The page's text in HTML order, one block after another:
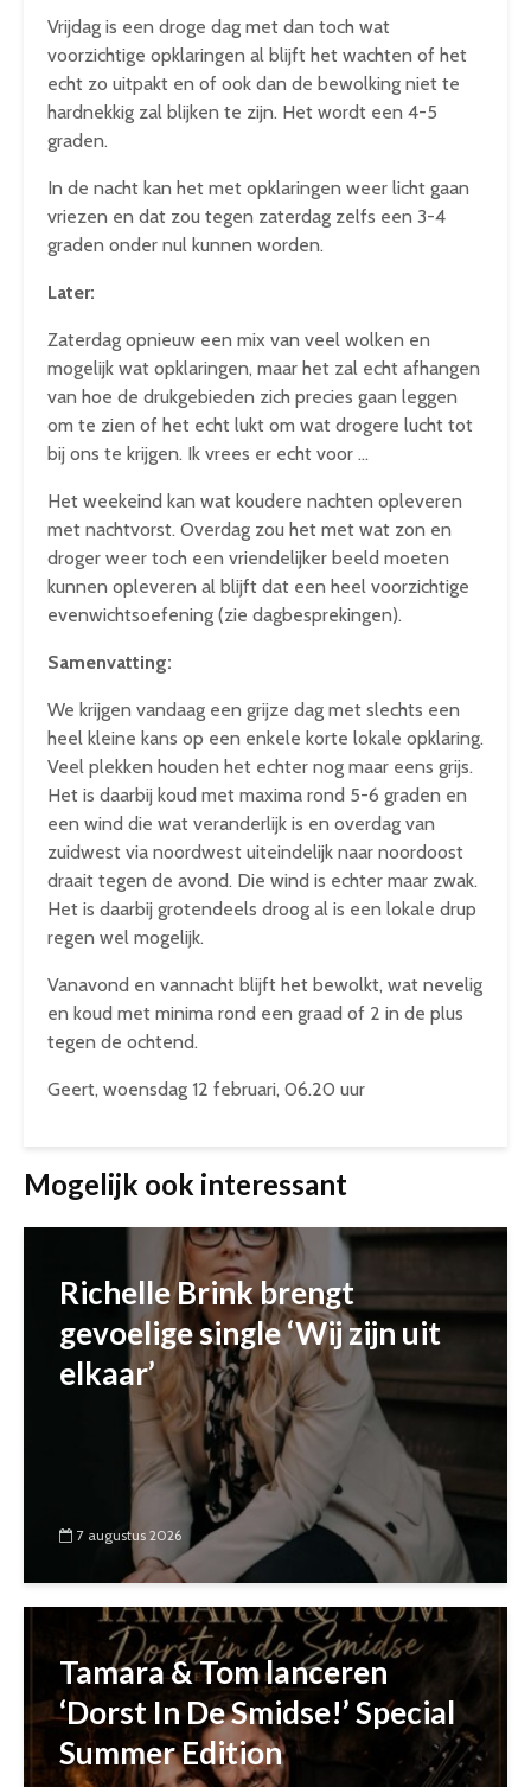
Vrijdag is een droge dag met dan toch wat
voorzichtige opklaringen al blijft het wachten of het
echt zo uitpakt en of ook dan de bewolking niet te
hardnekkig zal blijken te zijn. Het wordt een 4-5
graden.
In de nacht kan het met opklaringen weer licht gaan
vriezen en dat zou tegen zaterdag zelfs een 3-4
graden onder nul kunnen worden.
Later:
Zaterdag opnieuw een mix van veel wolken en
mogelijk wat opklaringen, maar het zal echt afhangen
van hoe de drukgebieden zich precies gaan leggen
om te zien of het echt lukt om wat drogere lucht tot
bij ons te krijgen. Ik vrees er echt voor …
Het weekeind kan wat koudere nachten opleveren
met nachtvorst. Overdag zou het met wat zon en
droger weer toch een vriendelijker beeld moeten
kunnen opleveren al blijft dat een heel voorzichtige
evenwichtsoefening (zie dagbesprekingen).
Samenvatting:
We krijgen vandaag een grijze dag met slechts een
heel kleine kans op een enkele korte lokale opklaring.
Veel plekken houden het echter nog maar eens grijs.
Het is daarbij koud met maxima rond 5-6 graden en
een wind die wat veranderlijk is en overdag van
zuidwest via noordwest uiteindelijk naar noordoost
draait tegen de avond. Die wind is echter maar zwak.
Het is daarbij grotendeels droog al is een lokale drup
regen wel mogelijk.
Vanavond en vannacht blijft het bewolkt, wat nevelig
en koud met minima rond een graad of 2 in de plus
tegen de ochtend.
Geert, woensdag 12 februari, 06.20 uur
Mogelijk ook interessant
Richelle Brink brengt
gevoelige single ‘Wij zijn uit
elkaar’
7 augustus 2026
Tamara & Tom lanceren
‘Dorst In De Smidse!’ Special
Summer Edition